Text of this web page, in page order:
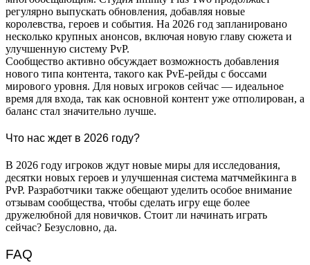
регулярно выпускать обновления, добавляя новые
королевства, героев и события. На 2026 год запланировано
несколько крупных анонсов, включая новую главу сюжета и
улучшенную систему PvP.
Сообщество активно обсуждает возможность добавления
нового типа контента, такого как PvE-рейды с боссами
мирового уровня. Для новых игроков сейчас — идеальное
время для входа, так как основной контент уже отполирован, а
баланс стал значительно лучше.
Что нас ждет в 2026 году?
В 2026 году игроков ждут новые миры для исследования,
десятки новых героев и улучшенная система матчмейкинга в
PvP. Разработчики также обещают уделить особое внимание
отзывам сообщества, чтобы сделать игру еще более
дружелюбной для новичков. Стоит ли начинать играть
сейчас? Безусловно, да.
FAQ